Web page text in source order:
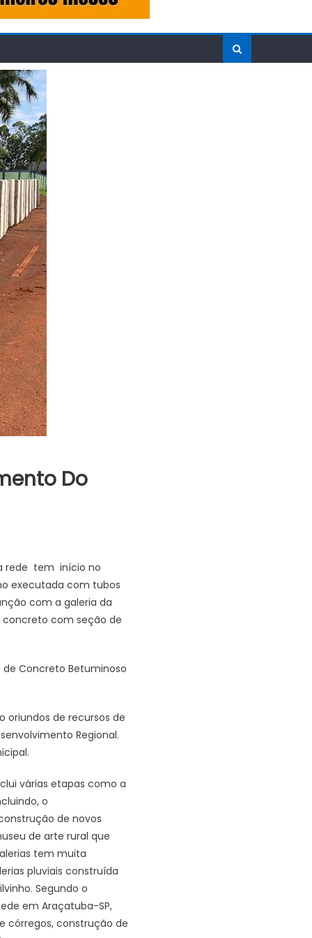
Do
rede tem início no
executada com tubos
com a galeria da
concreto com seção de
Concreto Betuminoso
oriundos de recursos de
Regional.
várias etapas como a
o
de novos
de arte rural que
tem muita
pluviais construída
Segundo o
em Araçatuba-SP,
córregos, construção de